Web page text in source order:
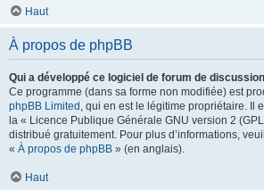
Haut
À propos de phpBB
Qui a développé ce logiciel de forum de
Ce programme (dans sa forme non modifiée) est
phpBB Limited , qui en est le légitime propriétaire. Il
la « Licence Publique Générale GNU version 2
distribué gratuitement. Pour plus d’informations,
« À propos de phpBB » (en anglais).
Haut